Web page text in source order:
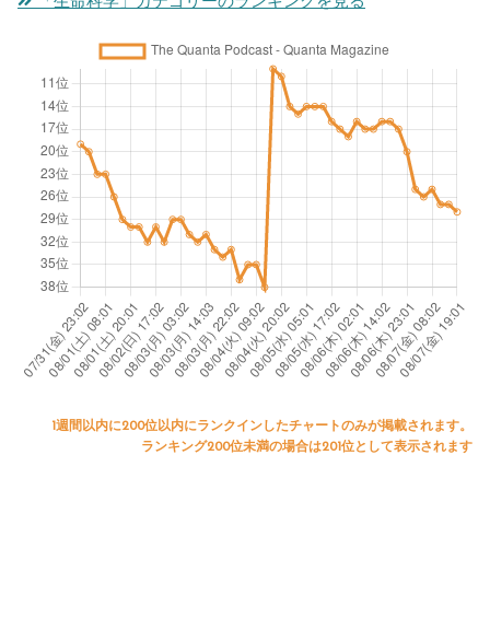
1週間以内に200位以内にランクインしたチャートのみが掲載されます。
ランキング200位未満の場合は201位として表示されます